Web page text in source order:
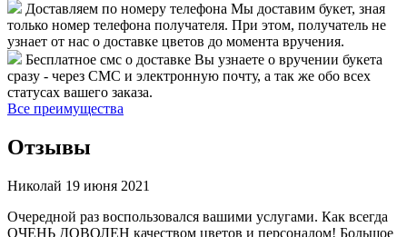
Доставляем по номеру телефона Мы доставим букет, зная
только номер телефона получателя. При этом, получатель не
узнает от нас о доставке цветов до момента вручения.
Бесплатное смс о доставке Вы узнаете о вручении букета
сразу - через СМС и электронную почту, а так же обо всех
статусах вашего заказа.
Все преимущества
Отзывы
Николай 19 июня 2021
Очередной раз воспользовался вашими услугами. Как всегда
ОЧЕНЬ ДОВОЛЕН качеством цветов и персоналом! Большое